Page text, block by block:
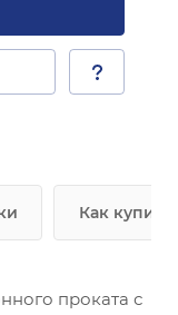
Как купить
проката с